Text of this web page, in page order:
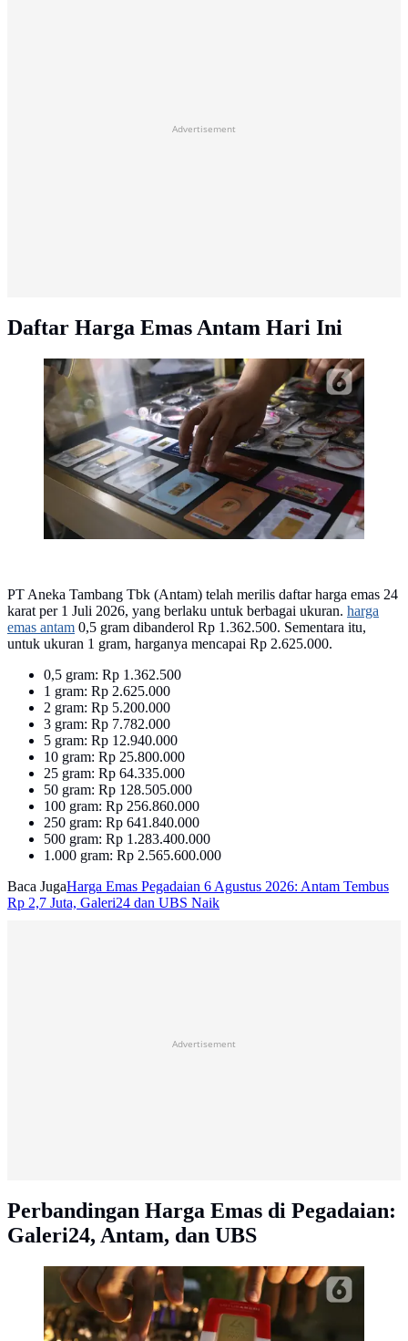
Advertisement
Daftar Harga Emas Antam Hari Ini
Pekerja merapikan emas di galeri 24 Pegadaian,
Tangerang. (Liputan6.com/Angga Yuniar)
PT Aneka Tambang Tbk (Antam) telah merilis daftar harga emas 24
karat per 1 Juli 2026, yang berlaku untuk berbagai ukuran. harga
emas antam 0,5 gram dibanderol Rp 1.362.500. Sementara itu,
untuk ukuran 1 gram, harganya mencapai Rp 2.625.000.
0,5 gram: Rp 1.362.500
1 gram: Rp 2.625.000
2 gram: Rp 5.200.000
3 gram: Rp 7.782.000
5 gram: Rp 12.940.000
10 gram: Rp 25.800.000
25 gram: Rp 64.335.000
50 gram: Rp 128.505.000
100 gram: Rp 256.860.000
250 gram: Rp 641.840.000
500 gram: Rp 1.283.400.000
1.000 gram: Rp 2.565.600.000
Baca JugaHarga Emas Pegadaian 6 Agustus 2026: Antam Tembus
Rp 2,7 Juta, Galeri24 dan UBS Naik
Advertisement
Perbandingan Harga Emas di Pegadaian:
Galeri24, Antam, dan UBS